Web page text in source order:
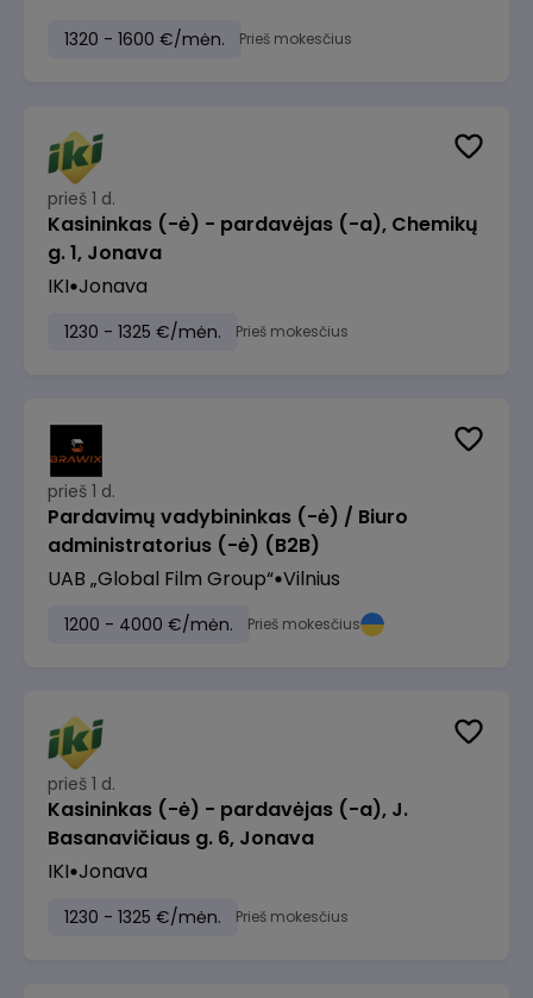
1320 - 1600 €/mėn. Prieš mokesčius
prieš 1 d.
Kasininkas (-ė) - pardavėjas (-a), Chemikų
g. 1, Jonava
IKI Jonava
1230 - 1325 €/mėn. Prieš mokesčius
prieš 1 d.
Pardavimų vadybininkas (-ė) / Biuro
administratorius (-ė) (B2B)
UAB „Global Film Group“ Vilnius
1200 - 4000 €/mėn. Prieš mokesčius
prieš 1 d.
Kasininkas (-ė) - pardavėjas (-a), J.
Basanavičiaus g. 6, Jonava
IKI Jonava
1230 - 1325 €/mėn. Prieš mokesčius